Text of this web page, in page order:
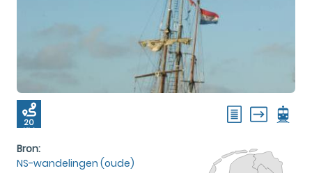
20
KM
Bron:
NS-wandelingen (oude)